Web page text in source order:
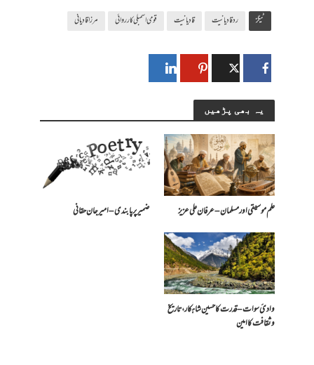
ٹیگز رد قادیانیت قادیانیت قومی اسمبلی کارروائی مرزا قادیانی
یہ بھی پڑھیں
علم موسیقی اور مسلمان – عرفان علی عزیز ضمیر پر پابندی – امیرجان حقانی
وادیٔ سوات – قدرت کا حسین شاہکار، تاریخ
و ثقافت کا امین